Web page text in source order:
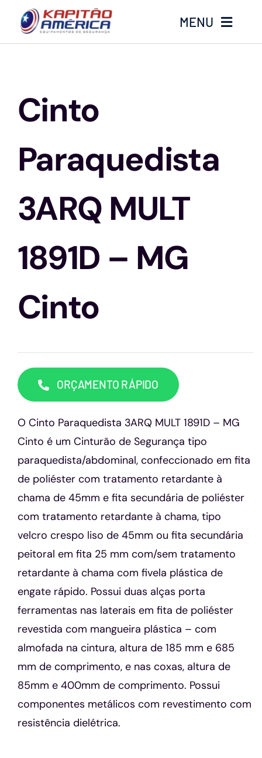
o
MENU
Produtos
Luvas
Altura
Óculos
Contato
Cinto
Paraquedista
3ARQ MULT
1891D – MG
Cinto
ORÇAMENTO RÁPIDO
O Cinto Paraquedista 3ARQ MULT 1891D – MG
Cinto é um Cinturão de Segurança tipo
paraquedista/abdominal, confeccionado em fita
de poliéster com tratamento retardante à
chama de 45mm e fita secundária de poliéster
com tratamento retardante à chama, tipo
velcro crespo liso de 45mm ou fita secundária
peitoral em fita 25 mm com/sem tratamento
retardante à chama com fivela plástica de
engate rápido. Possui duas alças porta
ferramentas nas laterais em fita de poliéster
revestida com mangueira plástica – com
almofada na cintura, altura de 185 mm e 685
mm de comprimento, e nas coxas, altura de
85mm e 400mm de comprimento. Possui
componentes metálicos com revestimento com
resistência dielétrica.